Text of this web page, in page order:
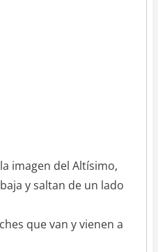
imagen del Altísimo,
y saltan de un lado
que van y vienen a